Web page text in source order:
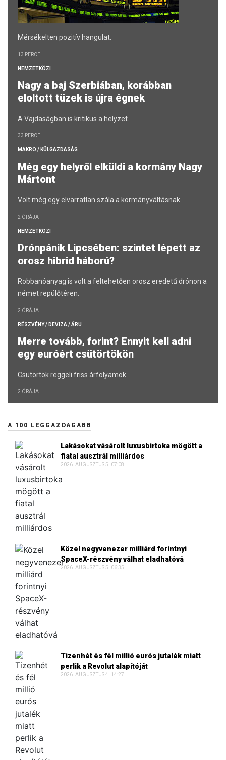
Mérsékelten pozitív hangulat.
13 PERCE
NEMZETKÖZI
Nagy a baj Szerbiában, korábban
eloltott tüzek is újra égnek
A Vajdaságban is kritikus a helyzet.
33 PERCE
MAKRO / KÜLGAZDASÁG
Még egy helyről elküldi a kormány Nagy
Mártont
Volt még egy elvarratlan szála a kormányváltásnak.
2 ÓRÁJA
NEMZETKÖZI
Drónpánik Lipcsében: szintet lépett az
orosz hibrid háború?
Robbanóanyag is volt a feltehetően orosz eredetű drónon a
német repülőtéren.
2 ÓRÁJA
RÉSZVÉNY / DEVIZA / ÁRU
Merre tovább, forint? Ennyit kell adni
egy euróért csütörtökön
Csütörtök reggeli friss árfolyamok.
2 ÓRÁJA
A 100 LEGGAZDAGABB
Lakásokat vásárolt luxusbirtoka mögött a
fiatal ausztrál milliárdos
2026. AUGUSZTUS 5. 07:08
Közel negyvenezer milliárd forintnyi
SpaceX-részvény válhat eladhatóvá
2026. AUGUSZTUS 5. 06:35
Tizenhét és fél millió eurós jutalék miatt
perlik a Revolut alapítóját
2026. AUGUSZTUS 4. 14:27